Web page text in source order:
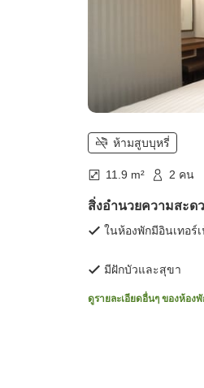
ห้ามสูบบุหรี่
11.9 m² 2 คน
สิ่งอำนวยความสะด
ในห้องพักมีอินเทอร์
มีฝักบัวและสุขา
ดูรายละเอียดอื่นๆ ของห้อง